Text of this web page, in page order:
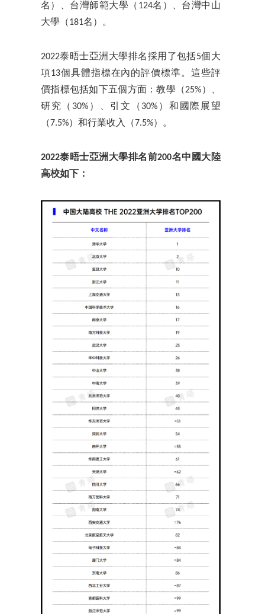
名）、台灣師範大學（124名）、台灣中山
大學（181名）。
2022泰晤士亞洲大學排名採用了包括5個大
項13個具體指標在內的評價標準。這些評
價指標包括如下五個方面：教學（25%）、
研究（30%）、引文（30%）和國際展望
（7.5%）和行業收入（7.5%）。
2022泰晤士亞洲大學排名前200名中國大陸
高校如下：